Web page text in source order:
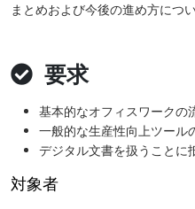
まとめおよび今後の進め方につ
要求
基本的なオフィスワークの
一般的な生産性向上ツール
デジタル文書を扱うことに
対象者